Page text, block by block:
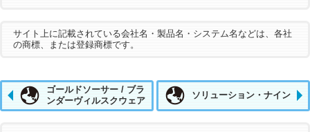
サイト上に記載されている会社名・製品名・システム名などは、各社
の商標、または登録商標です。
ゴールドソーサー / ブラ
ンダーヴィルスクウェア
ソリューション・ナイン